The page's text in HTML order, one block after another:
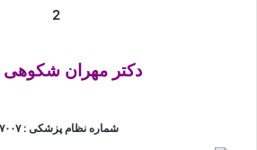
2
دکتر مهران شکوهی
شماره نظام پزشکی : ۸۷۰۰۷